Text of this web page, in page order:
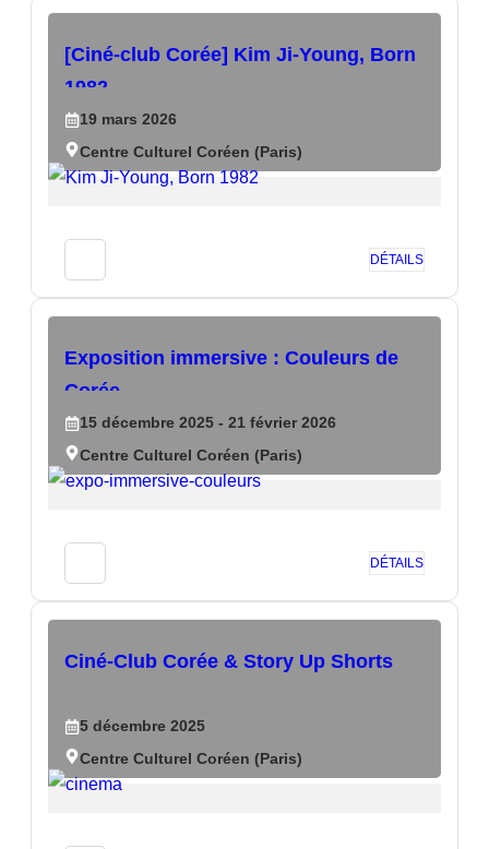
[Ciné-club Corée] Kim Ji-Young, Born
1982
19 mars 2026
Centre Culturel Coréen (Paris)
DÉTAILS
Exposition immersive : Couleurs de
Corée
15 décembre 2025 - 21 février 2026
Centre Culturel Coréen (Paris)
DÉTAILS
Ciné-Club Corée & Story Up Shorts
5 décembre 2025
Centre Culturel Coréen (Paris)